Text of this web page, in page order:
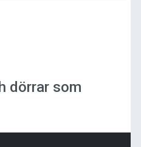
dörrar som